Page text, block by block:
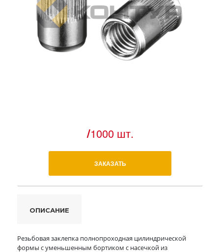
/1000 шт.
ЗАКАЗАТЬ
ОПИСАНИЕ
Резьбовая заклепка полнопроходная цилиндрической
формы с уменьшенным бортиком с насечкой из